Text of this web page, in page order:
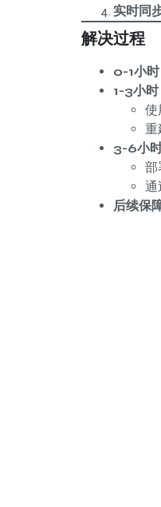
实时同
解决过程
0-1小时
1-3小时
使
重
3-6小
部
通
后续保